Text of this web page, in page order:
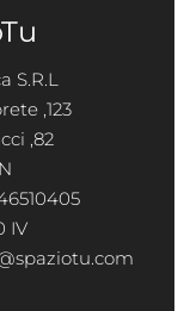
S.R.L
,123
,82
IV